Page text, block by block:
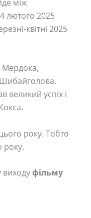
між
лютого 2025
квітні 2025
Мердока,
Шибайголова.
великий успіх і
року. Тобто
року.
виходуфільму